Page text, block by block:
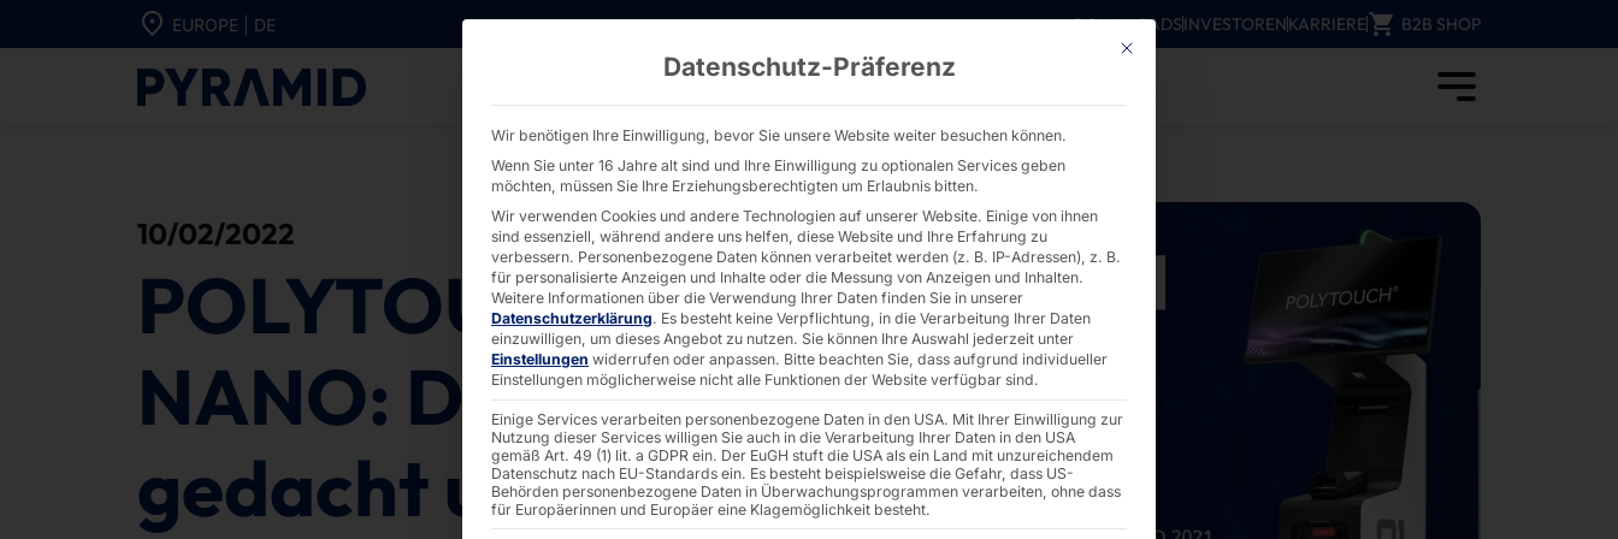
Direkt zum Inhalt wechseln
EUROPE | DE DOWNLOADSINVESTORENKARRIERE B2B SHOP
POLYTOUCH® NANO: Design neu gedacht und preisgekrönt - PYRAMID
10/02/2022
POLYTOUCH®
NANO: Design neu
gedacht und
Mit diesem Button wird der Dialog geschlossen. Seine Funktionalität
Datenschutz-Präferenz
Wir benötigen Ihre Einwilligung, bevor Sie unsere Website weiter besuchen können.
Wenn Sie unter 16 Jahre alt sind und Ihre Einwilligung zu optionalen Services geben
möchten, müssen Sie Ihre Erziehungsberechtigten um Erlaubnis bitten.
Wir verwenden Cookies und andere Technologien auf unserer Website. Einige von ihnen
sind essenziell, während andere uns helfen, diese Website und Ihre Erfahrung zu
verbessern. Personenbezogene Daten können verarbeitet werden (z. B. IP-Adressen), z. B.
für personalisierte Anzeigen und Inhalte oder die Messung von Anzeigen und Inhalten.
Weitere Informationen über die Verwendung Ihrer Daten finden Sie in unserer
Datenschutzerklärung. Es besteht keine Verpflichtung, in die Verarbeitung Ihrer Daten
einzuwilligen, um dieses Angebot zu nutzen. Sie können Ihre Auswahl jederzeit unter
Einstellungen widerrufen oder anpassen. Bitte beachten Sie, dass aufgrund individueller
Einstellungen möglicherweise nicht alle Funktionen der Website verfügbar sind.
Einige Services verarbeiten personenbezogene Daten in den USA. Mit Ihrer Einwilligung zur
Nutzung dieser Services willigen Sie auch in die Verarbeitung Ihrer Daten in den USA
gemäß Art. 49 (1) lit. a GDPR ein. Der EuGH stuft die USA als ein Land mit unzureichendem
Datenschutz nach EU-Standards ein. Es besteht beispielsweise die Gefahr, dass US-
Behörden personenbezogene Daten in Überwachungsprogrammen verarbeiten, ohne dass
für Europäerinnen und Europäer eine Klagemöglichkeit besteht.